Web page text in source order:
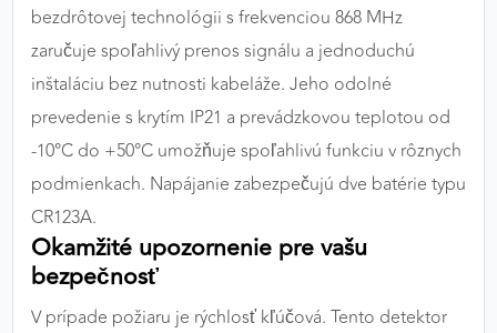
bezdrôtovej technológii s frekvenciou 868 MHz
zaručuje spoľahlivý prenos signálu a jednoduchú
inštaláciu bez nutnosti kabeláže. Jeho odolné
prevedenie s krytím IP21 a prevádzkovou teplotou od
-10°C do +50°C umožňuje spoľahlivú funkciu v rôznych
podmienkach. Napájanie zabezpečujú dve batérie typu
CR123A.
Okamžité upozornenie pre vašu
bezpečnosť
V prípade požiaru je rýchlosť kľúčová. Tento detektor
našom webe aj v reklamných sieťach tretích strán.
Google Ads
Poskytovateľ: Google